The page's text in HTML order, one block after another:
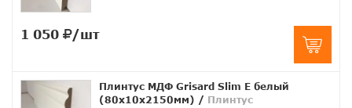
1 050 /шт
Плинтус МДФ Grisard Slim E белый
(80x10x2150мм) / Плинтус